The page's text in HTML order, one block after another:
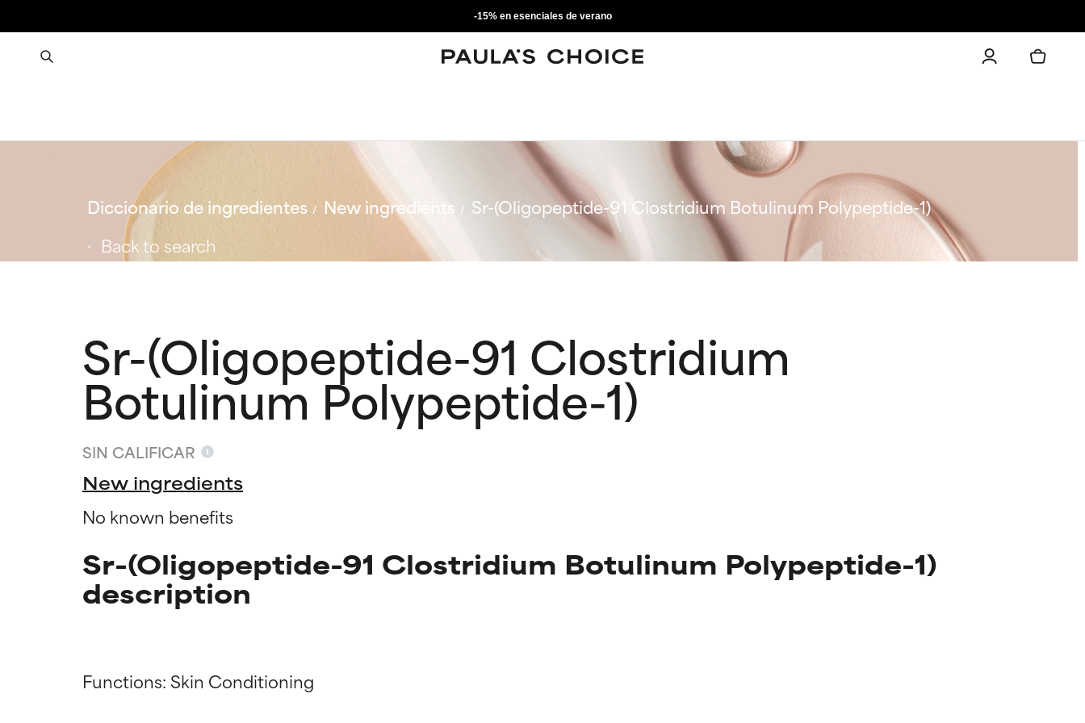
-15% en esenciales de verano
Diccionario de ingredientes New ingredients
Sr-(Oligopeptide-91 Clostridium Botulinum Polypeptide-1)
Back to search
Sr-(Oligopeptide-91 Clostridium
Botulinum Polypeptide-1)
SIN CALIFICAR
New ingredients
No known benefits
Sr-(Oligopeptide-91 Clostridium Botulinum Polypeptide-1)
description
Functions: Skin Conditioning Calificaciones de ingredientes
Calificaciones de ingredientes